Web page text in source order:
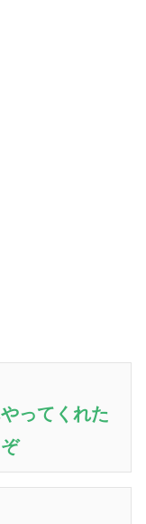
ってくれた